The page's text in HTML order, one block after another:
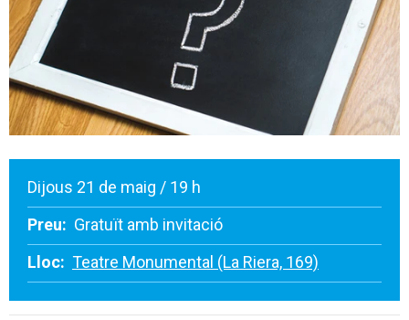
Dijous 21 de maig / 19 h
Preu: Gratuït amb invitació
Lloc: Teatre Monumental (La Riera, 169)